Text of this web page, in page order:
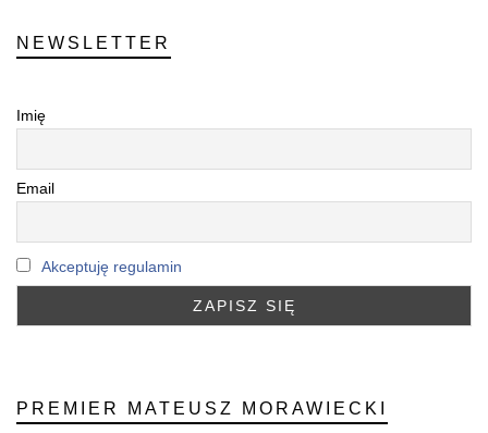
NEWSLETTER
Imię
Email
Akceptuję regulamin
PREMIER MATEUSZ MORAWIECKI